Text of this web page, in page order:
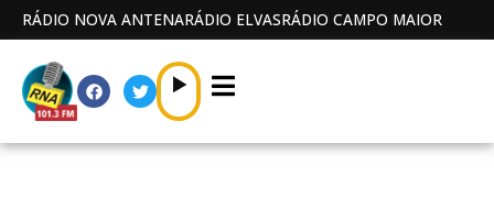
RÁDIO NOVA ANTENARÁDIO ELVASRÁDIO CAMPO MAIOR